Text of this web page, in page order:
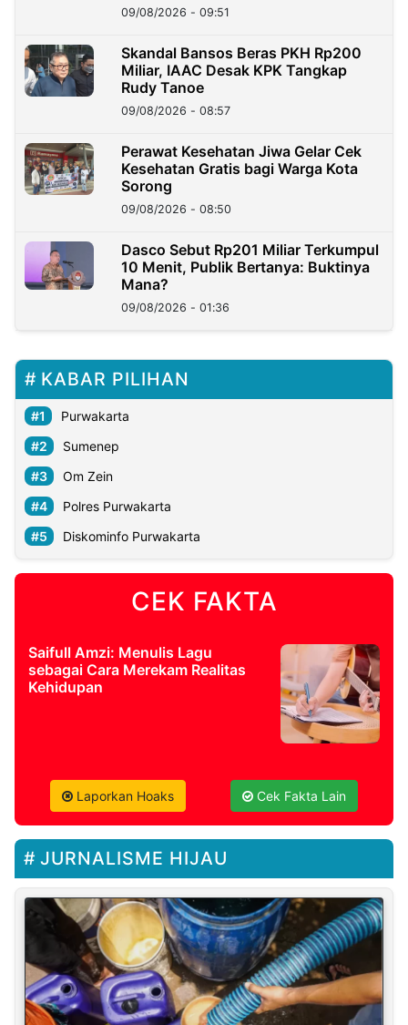
09/08/2026 - 09:51
Skandal Bansos Beras PKH Rp200
Miliar, IAAC Desak KPK Tangkap
Rudy Tanoe
09/08/2026 - 08:57
Perawat Kesehatan Jiwa Gelar Cek
Kesehatan Gratis bagi Warga Kota
Sorong
09/08/2026 - 08:50
Dasco Sebut Rp201 Miliar Terkumpul
10 Menit, Publik Bertanya: Buktinya
Mana?
09/08/2026 - 01:36
KABAR PILIHAN
Purwakarta
Sumenep
Om Zein
Polres Purwakarta
Diskominfo Purwakarta
CEK FAKTA
Saifull Amzi: Menulis Lagu
sebagai Cara Merekam Realitas
Kehidupan
Laporkan Hoaks Cek Fakta Lain
JURNALISME HIJAU